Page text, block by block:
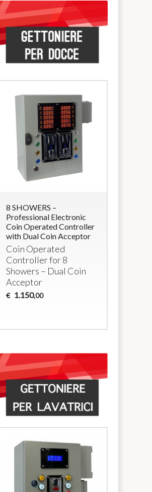
8 SHOWERS –
Professional Electronic
Coin Operated Controller
with Dual Coin Acceptor
Coin Operated
Controller for 8
Showers – Dual Coin
Acceptor
€ 1.150,00